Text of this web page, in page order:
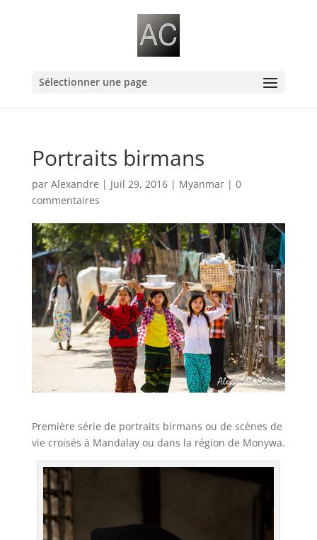
Sélectionner une page
Portraits birmans
par Alexandre | Juil 29, 2016| Myanmar| 0
commentaires
Première série de portraits birmans ou de scènes de
vie croisés à Mandalay ou dans la région de Monywa.